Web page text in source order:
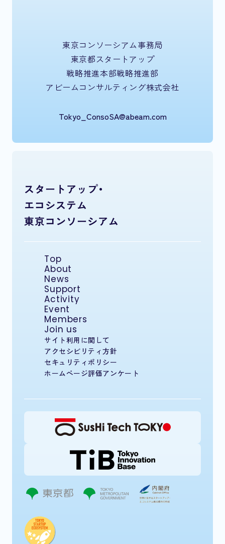
東京コンソーシアム事務局
東京都スタートアップ
戦略推進本部戦略推進部
アビームコンサルティング株式会社
Tokyo_ConsoSA@abeam.com
スタートアップ・
エコシステム
東京コンソーシアム
Top
About
News
Support
Activity
Event
Members
Join us
サイト利用に関して
アクセシビリティ方針
セキュリティポリシー
ホームページ評価アンケート